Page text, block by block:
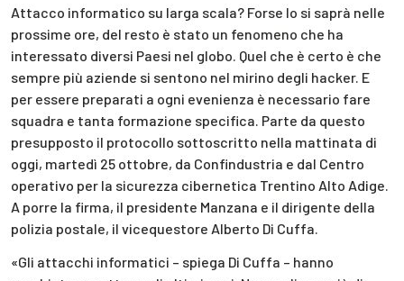
Attacco informatico su larga scala? Forse lo si saprà nelle
prossime ore, del resto è stato un fenomeno che ha
interessato diversi Paesi nel globo. Quel che è certo è che
sempre più aziende si sentono nel mirino degli hacker. E
per essere preparati a ogni evenienza è necessario fare
squadra e tanta formazione specifica. Parte da questo
presupposto il protocollo sottoscritto nella mattinata di
oggi, martedì 25 ottobre, da Confindustria e dal Centro
operativo per la sicurezza cibernetica Trentino Alto Adige.
A porre la firma, il presidente Manzana e il dirigente della
polizia postale, il vicequestore Alberto Di Cuffa.
«Gli attacchi informatici – spiega Di Cuffa – hanno